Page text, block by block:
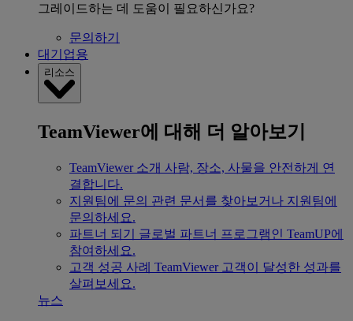
그레이드하는 데 도움이 필요하신가요?
문의하기
대기업용
리소스
TeamViewer에 대해 더 알아보기
TeamViewer 소개 사람, 장소, 사물을 안전하게 연
결합니다.
지원팀에 문의 관련 문서를 찾아보거나 지원팀에
문의하세요.
파트너 되기
글로벌 파트너 프로그램인 TeamUP에
참여하세요.
고객 성공 사례 TeamViewer 고객이 달성한 성과를
살펴보세요.
뉴스